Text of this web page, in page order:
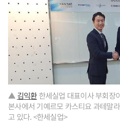
▲ 김익환한세실업 대표이사 부회장
본사에서 기예르모 카스티요 과테말
고 있다. <한세실업>